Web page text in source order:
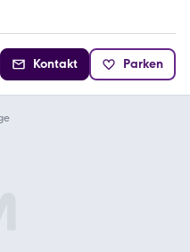
Kontakt Parken